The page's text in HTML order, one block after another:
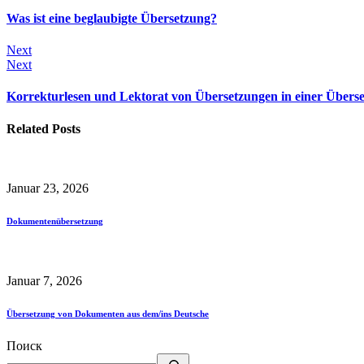
Was ist eine beglaubigte Übersetzung?
Next
Next
Korrekturlesen und Lektorat von Übersetzungen in einer
Related Posts
Januar 23, 2026
Dokumentenübersetzung
Januar 7, 2026
Übersetzung von Dokumenten aus dem/ins Deutsche
Поиск